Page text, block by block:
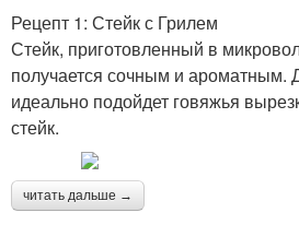
Рецепт 1: Стейк с Грилем
Стейк, приготовленный в
получается сочным и ароматным.
идеально подойдет говяжья
стейк.
читать дальше →